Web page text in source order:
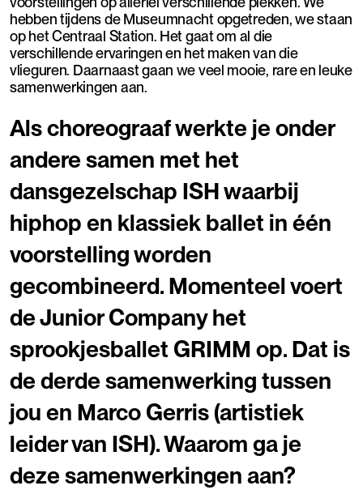
hebben tijdens de Museumnacht opgetreden, we staan
op het Centraal Station. Het gaat om al die
verschillende ervaringen en het maken van die
vlieguren. Daarnaast gaan we veel mooie, rare en leuke
samenwerkingen aan.
Als choreograaf werkte je onder
andere samen met het
dansgezelschap ISH waarbij
hiphop en klassiek ballet in één
voorstelling worden
gecombineerd. Momenteel voert
de Junior Company het
sprookjesballet GRIMM op. Dat is
de derde samenwerking tussen
jou en Marco Gerris (artistiek
leider van ISH). Waarom ga je
deze samenwerkingen aan?